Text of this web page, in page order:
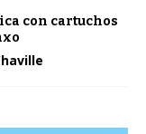
con cartuchos